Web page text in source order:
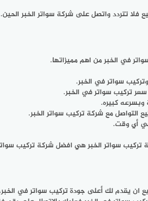
فلا تتردد واتصل على شركة سواتر الخبر الحين.
في الخبر من اهم مميزاتها.
سواتر في الخبر.
تركيب سواتر في الخبر.
وبسرعه كبيره.
التواصل مع شركة تركيب سواتر الخبر.
تركيب سواتر الخبر هي افضل شركة تركيب
ان يقدم لك أعلى جودة تركيب سواتر في